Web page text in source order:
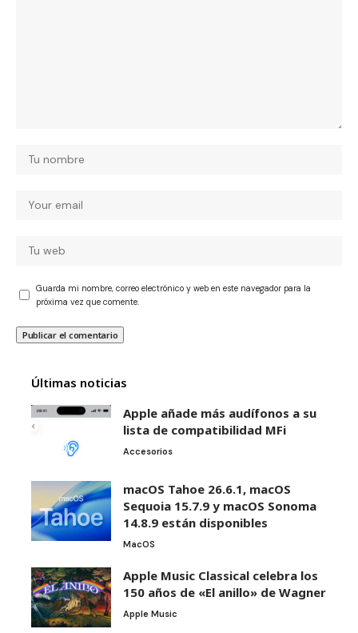
Guarda mi nombre, correo electrónico y web en este navegador para la
próxima vez que comente.
Últimas noticias
Apple añade más audífonos a su
lista de compatibilidad MFi
Accesorios
macOS Tahoe 26.6.1, macOS
Sequoia 15.7.9 y macOS Sonoma
14.8.9 están disponibles
MacOS
Apple Music Classical celebra los
150 años de «El anillo» de Wagner
Apple Music